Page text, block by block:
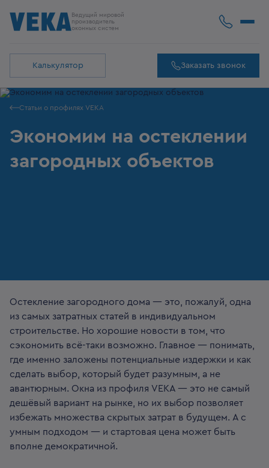
Ведущий мировой
производитель
оконных систем
Калькулятор Заказать звонок
Статьи о профилях VEKA
Экономим на остеклении
загородных объектов
Остекление загородного дома — это, пожалуй, одна
из самых затратных статей в индивидуальном
строительстве. Но хорошие новости в том, что
сэкономить всё-таки возможно. Главное — понимать,
где именно заложены потенциальные издержки и как
сделать выбор, который будет разумным, а не
авантюрным. Окна из профиля VEKA — это не самый
дешёвый вариант на рынке, но их выбор позволяет
избежать множества скрытых затрат в будущем. А с
умным подходом — и стартовая цена может быть
вполне демократичной.